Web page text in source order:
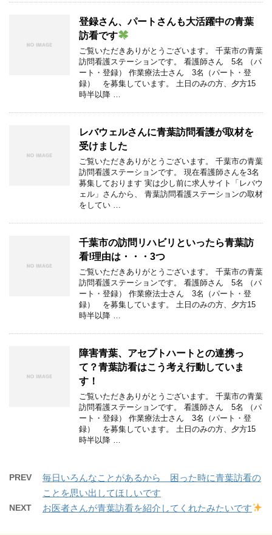
登録さん、パートさんも大活躍中の青葉
訪看です
ご覧いただきありがとうございます。 千葉市の青葉
訪問看護ステーションです。 看護師さん 5名 （パ
ート・登録） 作業療法士さん 3名（パート・登
録） を募集しています。 土日のみの方、夕方15
時半以降 …
レバウェルさんに青葉訪問看護が取材を
受けました
ご覧いただきありがとうございます。 千葉市の青葉
訪問看護ステーションです。 現在看護師さんを3名
募集しております 実は少し前に求人サイト「レバウ
ェル」さんから、 青葉訪問看護ステーションの取材
をしてい …
千葉市の訪問リハビリといったら青葉訪
看!理由は・・・3つ
ご覧いただきありがとうございます。 千葉市の青葉
訪問看護ステーションです。 看護師さん 5名 （パ
ート・登録） 作業療法士さん 3名（パート・登
録） を募集しています。 土日のみの方、夕方15
時半以降 …
障害青葉、アセプトハートとの連携っ
て？青葉訪看はこう考え行動していま
す！
ご覧いただきありがとうございます。 千葉市の青葉
訪問看護ステーションです。 看護師さん 5名 （パ
ート・登録） 作業療法士さん 3名（パート・登
録） を募集しています。 土日のみの方、夕方15
時半以降 …
PREV
毎日いろんなことがあるから 困った時に青葉訪看の
ことを思い出してほしいです
NEXT お医者さんが青葉訪看を紹介してくれたみたいです